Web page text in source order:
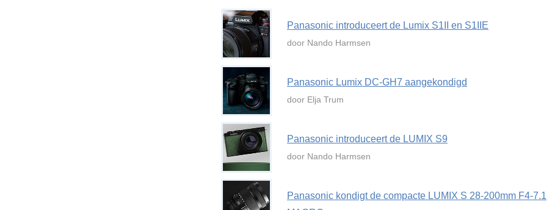
Panasonic introduceert de Lumix S1II en S1IIE
door Nando Harmsen
Panasonic Lumix DC-GH7 aangekondigd
door Elja Trum
Panasonic introduceert de LUMIX S9
door Nando Harmsen
Panasonic kondigt de compacte LUMIX S 28-200mm F4-7.1